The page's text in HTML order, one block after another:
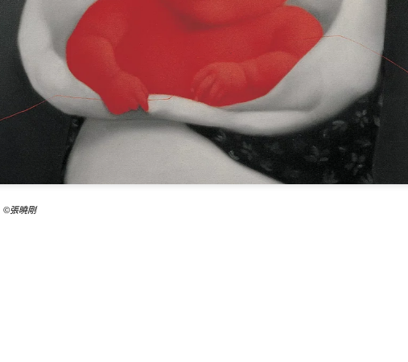
©張曉剛